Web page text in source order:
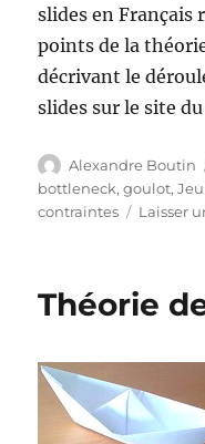
slides en
points de la
décrivant le
slides sur le site
Auteur
Alexandre Boutin
bottleneck,goulot,
contraintes
Laisser
Théorie